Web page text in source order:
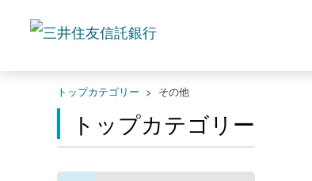
トップカテゴリー > その他
トップカテゴリー